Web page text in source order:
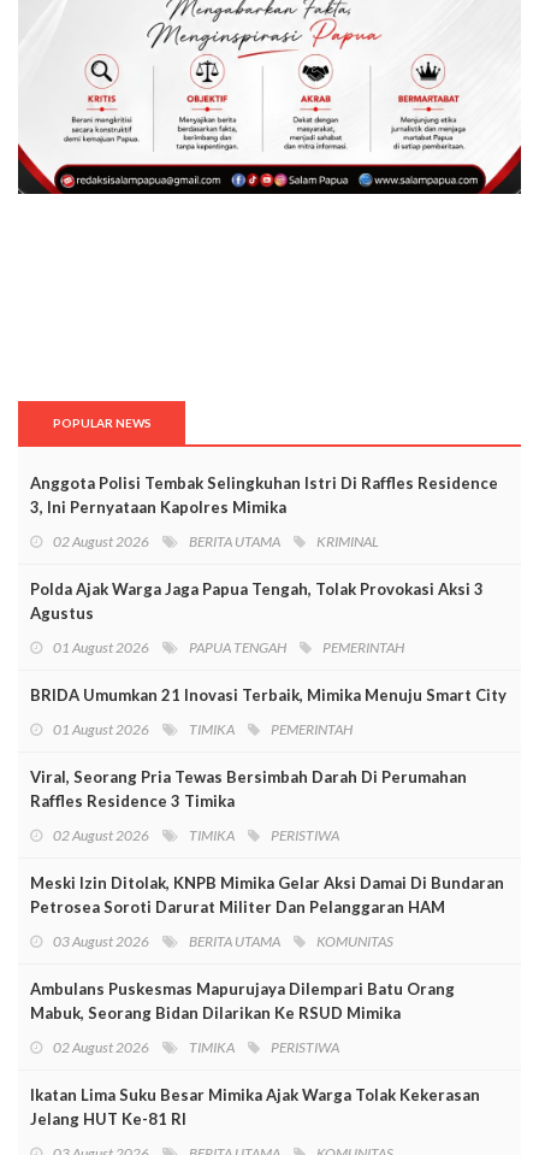
POPULAR NEWS
Anggota Polisi Tembak Selingkuhan Istri Di Raffles Residence
3, Ini Pernyataan Kapolres Mimika
02 August 2026 BERITA UTAMA KRIMINAL
Polda Ajak Warga Jaga Papua Tengah, Tolak Provokasi Aksi 3
Agustus
01 August 2026 PAPUA TENGAH PEMERINTAH
BRIDA Umumkan 21 Inovasi Terbaik, Mimika Menuju Smart City
01 August 2026 TIMIKA PEMERINTAH
Viral, Seorang Pria Tewas Bersimbah Darah Di Perumahan
Raffles Residence 3 Timika
02 August 2026 TIMIKA PERISTIWA
Meski Izin Ditolak, KNPB Mimika Gelar Aksi Damai Di Bundaran
Petrosea Soroti Darurat Militer Dan Pelanggaran HAM
03 August 2026 BERITA UTAMA KOMUNITAS
Ambulans Puskesmas Mapurujaya Dilempari Batu Orang
Mabuk, Seorang Bidan Dilarikan Ke RSUD Mimika
02 August 2026 TIMIKA PERISTIWA
Ikatan Lima Suku Besar Mimika Ajak Warga Tolak Kekerasan
Jelang HUT Ke-81 RI